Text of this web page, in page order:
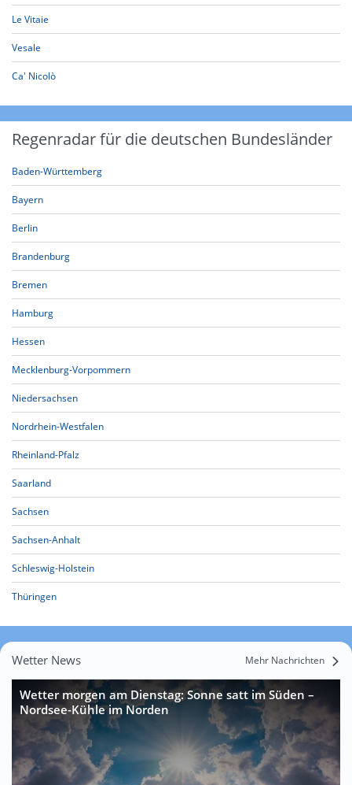
Le Vitaie
Vesale
Ca' Nicolò
Regenradar für die deutschen Bundesländer
Baden-Württemberg
Bayern
Berlin
Brandenburg
Bremen
Hamburg
Hessen
Mecklenburg-Vorpommern
Niedersachsen
Nordrhein-Westfalen
Rheinland-Pfalz
Saarland
Sachsen
Sachsen-Anhalt
Schleswig-Holstein
Thüringen
Wetter News Mehr Nachrichten
Wetter morgen am Dienstag: Sonne satt im Süden –
Nordsee-Kühle im Norden